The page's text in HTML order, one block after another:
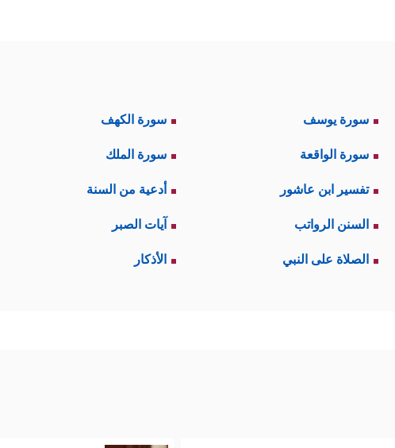
سورة يوسف سورة الكهف
سورة الواقعة سورة الملك
تفسير ابن عاشور أدعية من السنة
السنن الرواتب آيات الصبر
الصلاة على النبي الأذكار